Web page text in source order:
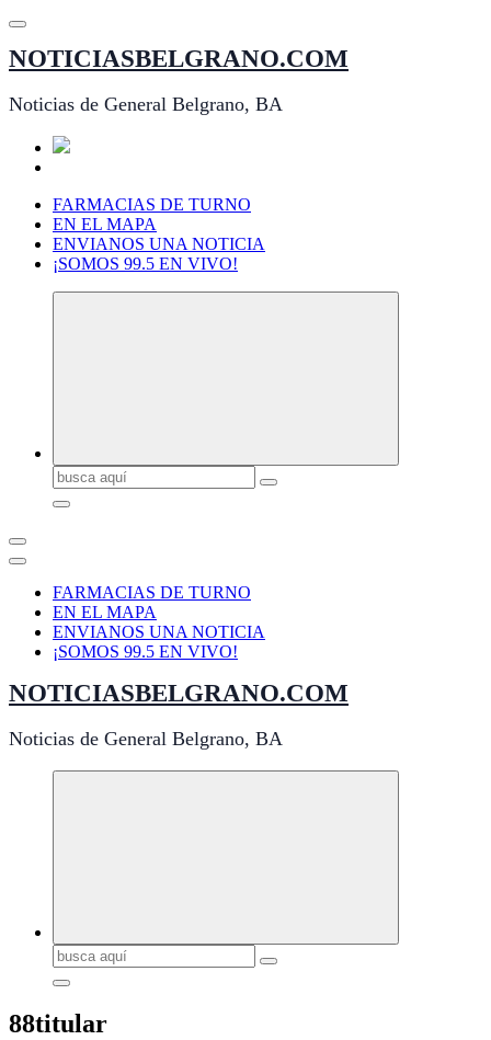
Saltar
contenido
NOTICIASBELGRANO.COM
Noticias de General Belgrano, BA
FARMACIAS DE TURNO
EN EL MAPA
ENVIANOS UNA NOTICIA
¡SOMOS 99.5 EN VIVO!
Buscar:
FARMACIAS DE TURNO
EN EL MAPA
ENVIANOS UNA NOTICIA
¡SOMOS 99.5 EN VIVO!
NOTICIASBELGRANO.COM
Noticias de General Belgrano, BA
Buscar:
88titular